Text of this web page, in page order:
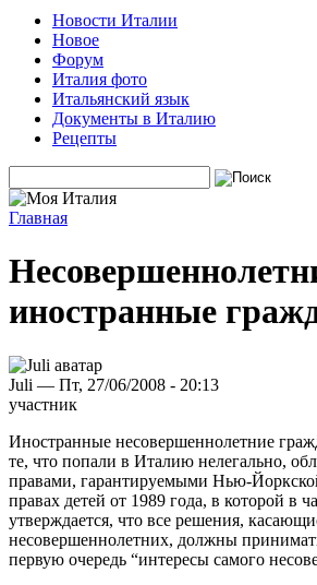
Новости Италии
Новое
Форум
Италия фото
Итальянский язык
Документы в Италию
Рецепты
Главная
иностранные
Juli — Пт, 27/06/2008 - 20:13
участник
Иностранные несовершеннолетние
те, что попали в Италию нелегально,
правами, гарантируемыми Нью-
правах детей от 1989 года, в которой в
утверждается, что все решения,
несовершеннолетних, должны
первую очередь “интересы самого